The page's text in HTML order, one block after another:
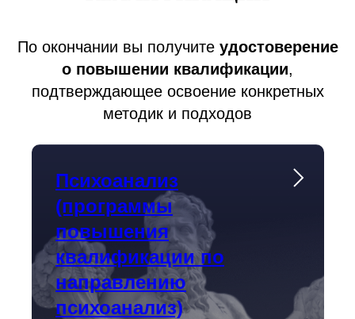
По окончании вы получите удостоверение
о повышении квалификации,
подтверждающее освоение конкретных
методик и подходов
Психоанализ
(программы
повышения
квалификации по
направлению
психоанализ)